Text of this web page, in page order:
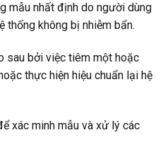
mẫu nhất định do người dùng
thống không bị nhiễm bẩn.
sau bởi việc tiêm một hoặc
thực hiện hiệu chuẩn lại hệ
xác minh mẫu và xử lý các